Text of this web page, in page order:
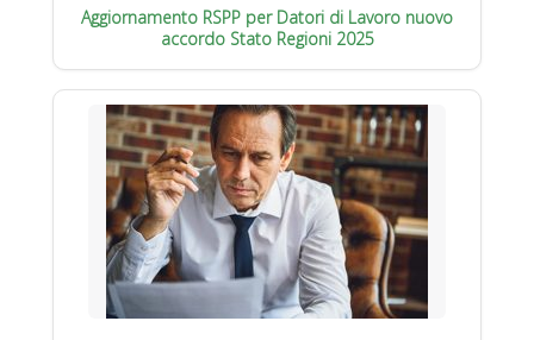
Aggiornamento RSPP per Datori di Lavoro nuovo
accordo Stato Regioni 2025